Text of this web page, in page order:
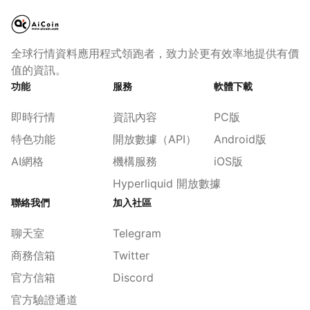
全球行情資料應用程式領跑者，致力於更有效率地提供有價
值的資訊。
功能
即時行情
特色功能
AI網格
服務
資訊內容
開放數據（API）
機構服務
Hyperliquid 開放數據
軟體下載
PC版
Android版
iOS版
聯絡我們
聊天室
商務信箱
官方信箱
官方驗證通道
加入社區
Telegram
Twitter
Discord